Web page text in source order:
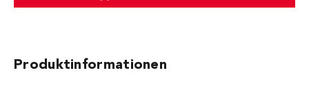
Produktinformationen